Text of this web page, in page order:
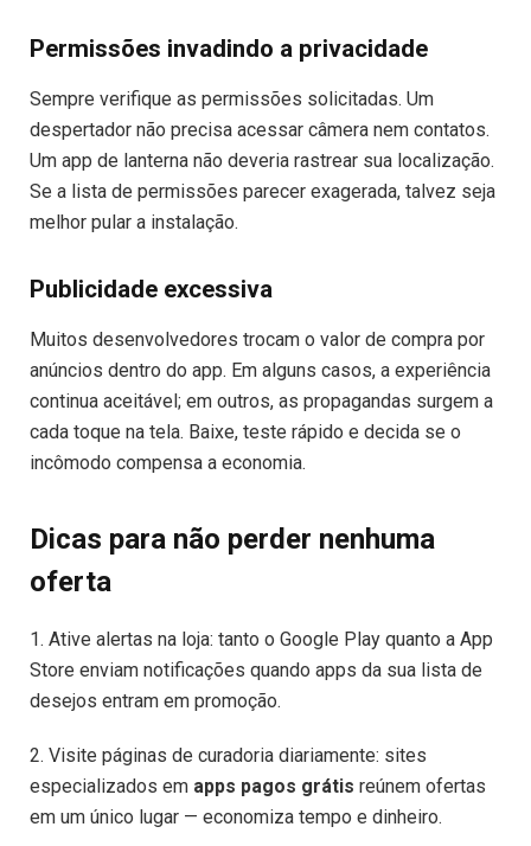
Permissões invadindo a privacidade
Sempre verifique as permissões solicitadas. Um
despertador não precisa acessar câmera nem contatos.
Um app de lanterna não deveria rastrear sua localização.
Se a lista de permissões parecer exagerada, talvez seja
melhor pular a instalação.
Publicidade excessiva
Muitos desenvolvedores trocam o valor de compra por
anúncios dentro do app. Em alguns casos, a experiência
continua aceitável; em outros, as propagandas surgem a
cada toque na tela. Baixe, teste rápido e decida se o
incômodo compensa a economia.
Dicas para não perder nenhuma
oferta
1. Ative alertas na loja: tanto o Google Play quanto a App
Store enviam notificações quando apps da sua lista de
desejos entram em promoção.
2. Visite páginas de curadoria diariamente: sites
especializados em apps pagos grátis reúnem ofertas
em um único lugar — economiza tempo e dinheiro.